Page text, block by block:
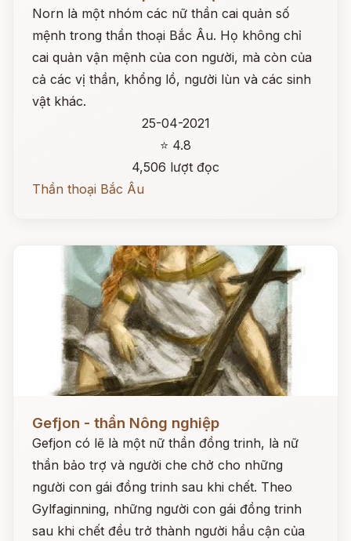
Norn là một nhóm các nữ thần cai quản số
mệnh trong thần thoại Bắc Âu. Họ không chỉ
cai quản vận mệnh của con người, mà còn của
cả các vị thần, khổng lồ, người lùn và các sinh
vật khác.
25-04-2021
⭐ 4.8
4,506 lượt đọc
Thần thoại Bắc Âu
Gefjon - thần Nông nghiệp
Gefjon có lẽ là một nữ thần đồng trinh, là nữ
thần bảo trợ và người che chở cho những
người con gái đồng trinh sau khi chết. Theo
Gylfaginning, những người con gái đồng trinh
sau khi chết đều trở thành người hầu cận của